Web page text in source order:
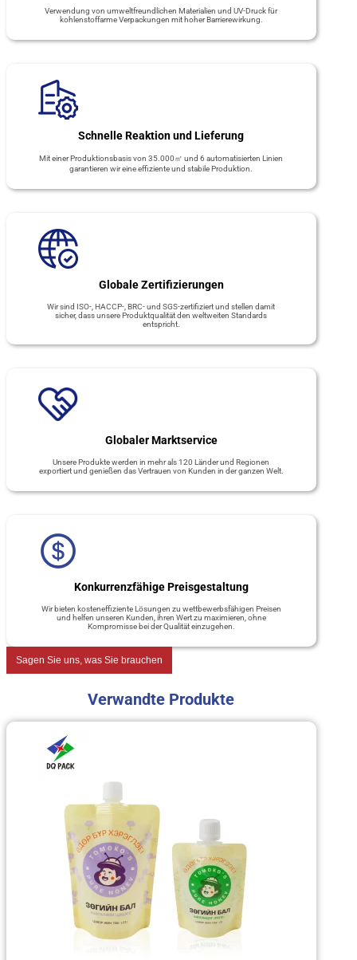
Verwendung von umweltfreundlichen Materialien und UV-Druck für
kohlenstoffarme Verpackungen mit hoher Barrierewirkung.
Schnelle Reaktion und Lieferung
Mit einer Produktionsbasis von 35.000㎡ und 6 automatisierten Linien
garantieren wir eine effiziente und stabile Produktion.
Globale Zertifizierungen
Wir sind ISO-, HACCP-, BRC- und SGS-zertifiziert und stellen damit
sicher, dass unsere Produktqualität den weltweiten Standards
entspricht.
Globaler Marktservice
Unsere Produkte werden in mehr als 120 Länder und Regionen
exportiert und genießen das Vertrauen von Kunden in der ganzen Welt.
Konkurrenzfähige Preisgestaltung
Wir bieten kosteneffiziente Lösungen zu wettbewerbsfähigen Preisen
und helfen unseren Kunden, ihren Wert zu maximieren, ohne
Kompromisse bei der Qualität einzugehen.
Sagen Sie uns, was Sie brauchen
Verwandte Produkte